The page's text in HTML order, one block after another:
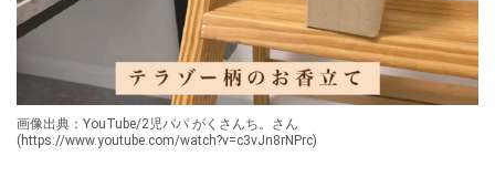
画像出典：YouTube/2児パパ がくさんち。さん
(https://www.youtube.com/watch?v=c3vJn8rNPrc)